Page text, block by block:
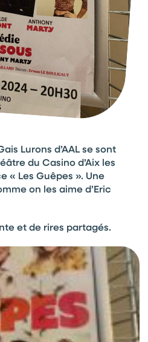
Lurons d’AAL se sont
du Casino d’Aix les
« Les Guêpes ». Une
on les aime d’Eric
et de rires partagés.